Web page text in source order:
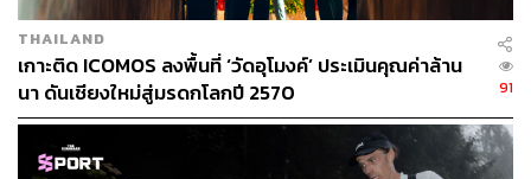
THAILAND
เกาะติด ICOMOS ลงพื้นที่ ‘วัดอุโมงค์’ ประเมินคุณค่าล้าน
นา ดันเชียงใหม่สู่มรดกโลกปี 2570
91